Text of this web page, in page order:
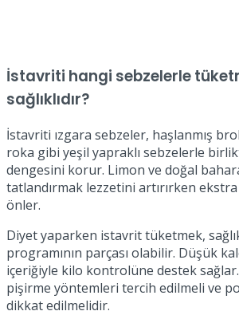
İstavriti hangi sebzelerle
sağlıklıdır?
İstavriti ızgara sebzeler, haşlanmış
roka gibi yeşil yapraklı sebzelerle
dengesini korur. Limon ve doğal
tatlandırmak lezzetini artırırken ekstra
önler.
Diyet yaparken istavrit tüketmek,
programının parçası olabilir. Düşük
içeriğiyle kilo kontrolüne destek sağlar.
pişirme yöntemleri tercih edilmeli ve
dikkat edilmelidir.